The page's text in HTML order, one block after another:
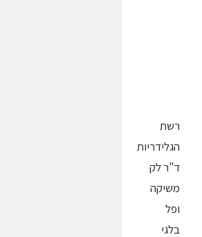
רשת
הגלידריות
ד"ר לק
משיקה
ופל
בלגי